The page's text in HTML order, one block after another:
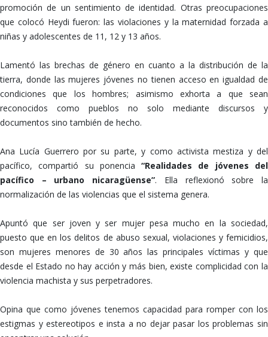
promoción de un sentimiento de identidad. Otras preocupaciones
que colocó Heydi fueron: las violaciones y la maternidad forzada a
niñas y adolescentes de 11, 12 y 13 años.
Lamentó las brechas de género en cuanto a la distribución de la
tierra, donde las mujeres jóvenes no tienen acceso en igualdad de
condiciones que los hombres; asimismo exhorta a que sean
reconocidos como pueblos no solo mediante discursos y
documentos sino también de hecho.
Ana Lucía Guerrero por su parte, y como activista mestiza y del
pacífico, compartió su ponencia“Realidades de jóvenes del
pacífico – urbano nicaragüense”. Ella reflexionó sobre la
normalización de las violencias que el sistema genera.
Apuntó que ser joven y ser mujer pesa mucho en la sociedad,
puesto que en los delitos de abuso sexual, violaciones y femicidios,
son mujeres menores de 30 años las principales víctimas y que
desde el Estado no hay acción y más bien, existe complicidad con la
violencia machista y sus perpetradores.
Opina que como jóvenes tenemos capacidad para romper con los
estigmas y estereotipos e insta a no dejar pasar los problemas sin